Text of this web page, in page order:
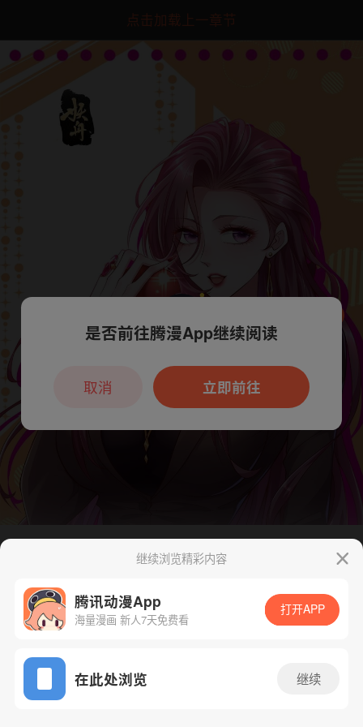
点击加载上一章节
App免费看
腾漫App免费看
继续浏览精彩内容
腾讯动漫App
海量漫画 新人7天免费看
打开APP
在此处浏览 继续
本章节仅支持App阅读，可打开App新用
户7天免费看
是否前往腾漫App继续阅读
立即前往
取消